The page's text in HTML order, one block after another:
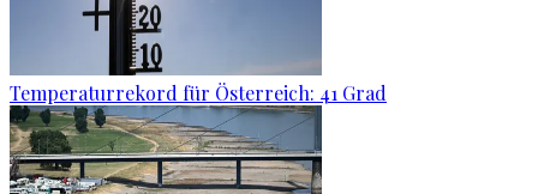
Temperaturrekord für Österreich: 41 Grad